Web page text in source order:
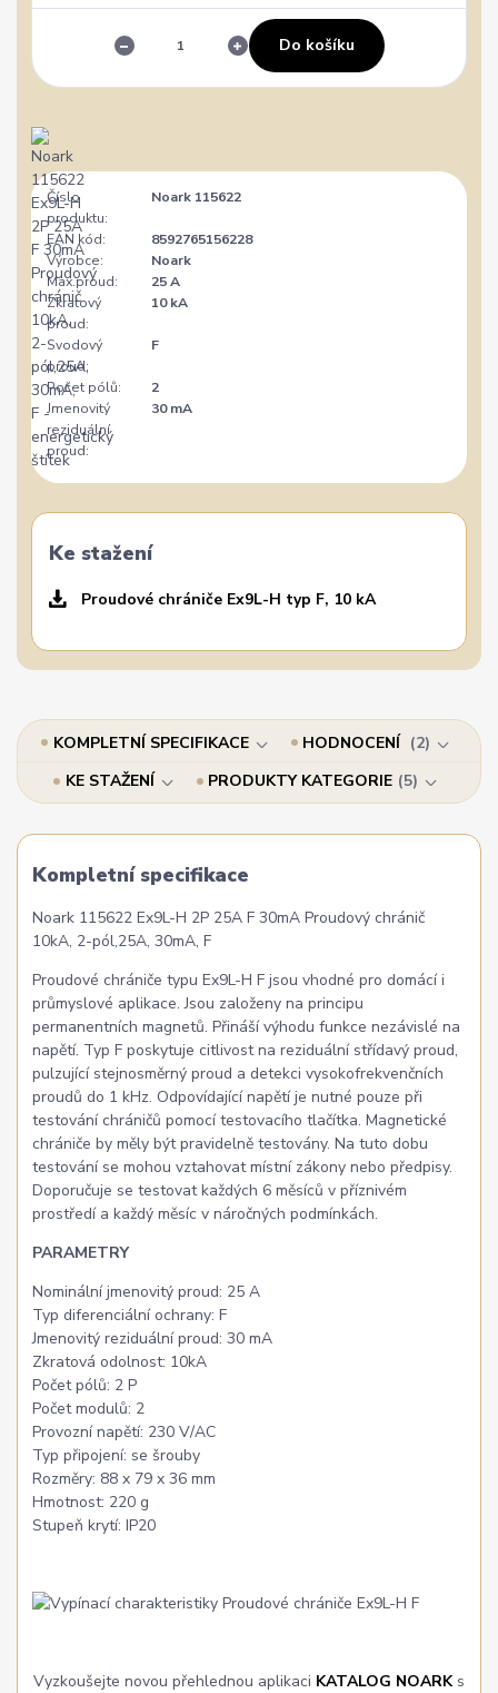
Do košíku
Číslo
produktu:
Noark 115622
EAN kód:
8592765156228
Výrobce:
Noark
Max.proud:
25 A
Zkratový
proud:
10 kA
Svodový
proud:
F
Počet pólů:
2
Jmenovitý
reziduální
proud:
30 mA
Ke stažení
Proudové chrániče Ex9L-H typ F, 10 kA
KOMPLETNÍ SPECIFIKACE HODNOCENÍ
2
KE STAŽENÍ
PRODUKTY KATEGORIE 5
Kompletní specifikace
Noark 115622 Ex9L-H 2P 25A F 30mA Proudový chránič
10kA, 2-pól,25A, 30mA, F
Proudové chrániče typu Ex9L-H F jsou vhodné pro domácí i
průmyslové aplikace. Jsou založeny na principu
permanentních magnetů. Přináší výhodu funkce nezávislé na
napětí. Typ F poskytuje citlivost na reziduální střídavý proud,
pulzující stejnosměrný proud a detekci vysokofrekvenčních
proudů do 1 kHz. Odpovídající napětí je nutné pouze při
testování chráničů pomocí testovacího tlačítka. Magnetické
chrániče by měly být pravidelně testovány. Na tuto dobu
testování se mohou vztahovat místní zákony nebo předpisy.
Doporučuje se testovat každých 6 měsíců v příznivém
prostředí a každý měsíc v náročných podmínkách.
PARAMETRY
Nominální jmenovitý proud: 25 A
Typ diferenciální ochrany: F
Jmenovitý reziduální proud: 30 mA
Zkratová odolnost: 10kA
Počet pólů: 2 P
Počet modulů: 2
Provozní napětí: 230 V/AC
Typ připojení: se šrouby
Rozměry: 88 x 79 x 36 mm
Hmotnost: 220 g
Stupeň krytí: IP20
Vyzkoušejte novou přehlednou aplikaci KATALOG NOARKs